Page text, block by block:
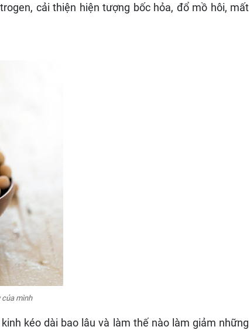
cải thiện hiện tượng bốc hỏa, đổ mồ hôi, mất
của mình
kéo dài bao lâu và làm thế nào làm giảm những